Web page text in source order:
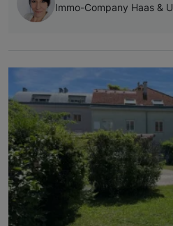
Immo-Company Haas &